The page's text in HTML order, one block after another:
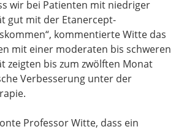
wir bei Patienten mit niedriger
gut mit der Etanercept-
kommentierte Witte das
mit einer moderaten bis schweren
zeigten bis zum zwölften Monat
Verbesserung unter der
Professor Witte, dass ein